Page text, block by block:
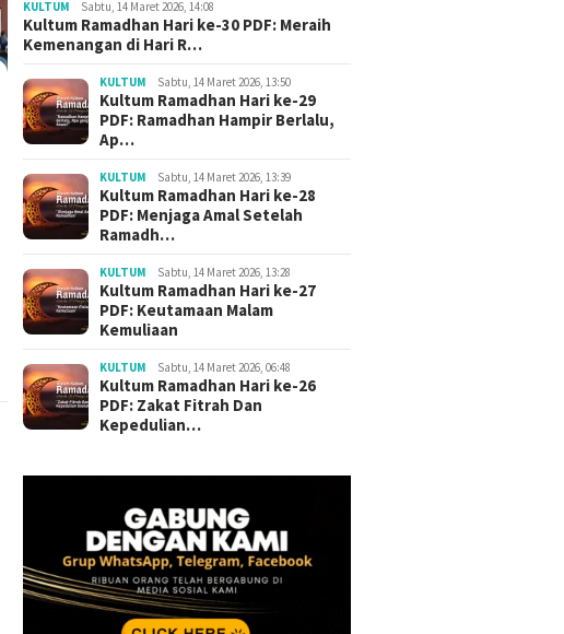
4 Materi Khutbah Jumat
Paling Bagus Akhir Bulan
Dzulqa’dah
3 Judul Khutbah Jumat
Menyambut Bulan Muharram
1448 H / 2026 M
KULTUM Sabtu, 14 Maret 2026, 14:08
Kultum Ramadhan Hari ke-30 PDF: Meraih
Kemenangan di Hari R…
KULTUM Sabtu, 14 Maret 2026, 13:50
Kultum Ramadhan Hari ke-29
PDF: Ramadhan Hampir Berlalu,
Ap…
KULTUM Sabtu, 14 Maret 2026, 13:39
Kultum Ramadhan Hari ke-28
PDF: Menjaga Amal Setelah
Ramadh…
KULTUM Sabtu, 14 Maret 2026, 13:28
Kultum Ramadhan Hari ke-27
PDF: Keutamaan Malam
Kemuliaan
KULTUM Sabtu, 14 Maret 2026, 06:48
Kultum Ramadhan Hari ke-26
PDF: Zakat Fitrah Dan
Kepedulian…